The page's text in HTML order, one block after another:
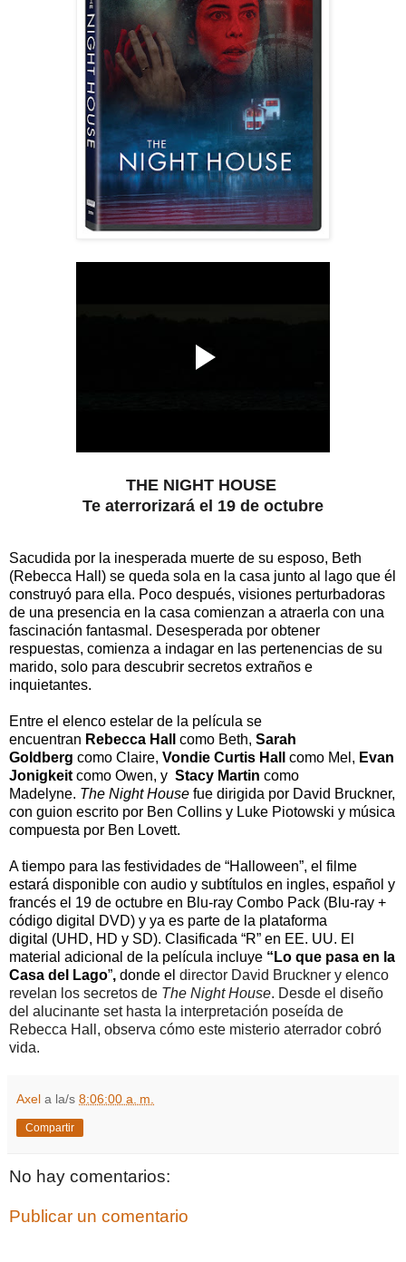
THE NIGHT HOUSE
Te aterrorizará el 19 de octubre
Sacudida por la inesperada muerte de su esposo, Beth
(Rebecca Hall) se queda sola en la casa junto al lago que él
construyó para ella. Poco después, visiones perturbadoras
de una presencia en la casa comienzan a atraerla con una
fascinación fantasmal. Desesperada por obtener
respuestas, comienza a indagar en las pertenencias de su
marido, solo para descubrir secretos extraños e
inquietantes.
Entre el elenco estelar de la película se
encuentran Rebecca Hall como Beth, Sarah
Goldberg como Claire, Vondie Curtis Hall como Mel, Evan
Jonigkeit como Owen, y Stacy Martin como
Madelyne. The Night House fue dirigida por David Bruckner,
con guion escrito por Ben Collins y Luke Piotowski y música
compuesta por Ben Lovett.
A tiempo para las festividades de “Halloween”, el filme
estará disponible con audio y subtítulos en ingles, español y
francés el 19 de octubre en Blu-ray Combo Pack (Blu-ray +
código digital DVD) y ya es parte de la plataforma
digital (UHD, HD y SD). Clasificada “R” en EE. UU. El
material adicional de la película incluye “ Lo que pasa en la
Casa del Lago”, donde el director David Bruckner y elenco
revelan los secretos de The Night House. Desde el diseño
del alucinante set hasta la interpretación poseída de
Rebecca Hall, observa cómo este misterio aterrador cobró
vida.
Axel a la/s 8:06:00 a. m.
Compartir
No hay comentarios:
Publicar un comentario